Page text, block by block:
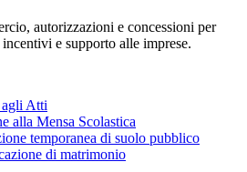
autorizzazioni e concessioni per
e supporto alle imprese.
agli Atti
alla Mensa Scolastica
temporanea di suolo pubblico
di matrimonio